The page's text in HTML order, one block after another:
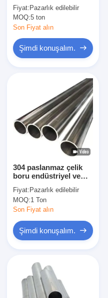
& Outside Mirror
Finish, Ultra-High
Cleanliness, For
Semiconductor And
Biopharmaceutical
Industries
Fiyat: Pazarlık edilebilir
MOQ:5 ton
Son Fiyat alın
Şimdi konuşalım.
304 paslanmaz çelik
boru endüstriyel ve
en iyi seçim
Fiyat: Pazarlık edilebilir
MOQ:1 Ton
Son Fiyat alın
Şimdi konuşalım.